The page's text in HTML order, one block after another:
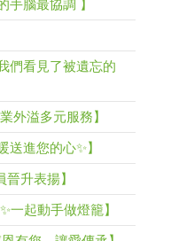
手腦最協調 】
們看見了被遺忘的
外溢多元服務】
進您的心✨】
升表揚】
一起動手做燈籠】